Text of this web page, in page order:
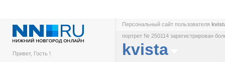
Привет, Гость !
Персональный сайт пользователя
портрет № 250114 зарегистрирован
kvista